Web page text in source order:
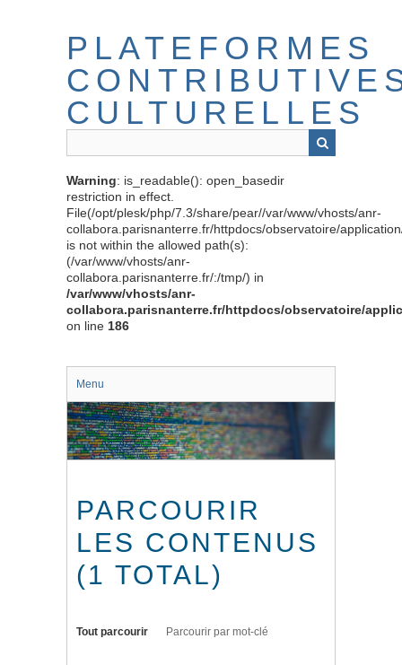
PLATEFORMES
CULTURELLES
Warning: is_readable(): open_basedir
restriction in effect.
File(/opt/plesk/php/7.3/share/pear//var/www/vhosts/anr-
collabora.parisnanterre.fr/httpdocs/observatoire/
is not within the allowed path(s):
(/var/www/vhosts/anr-
collabora.parisnanterre.fr/:/tmp/) in
/var/www/vhosts/anr-
collabora.parisnanterre.fr/httpdocs/observatoire/
on line 186
Menu
PARCOURIR
LES CONTENUS
(1 TOTAL)
Tout parcourir Parcourir par mot-clé